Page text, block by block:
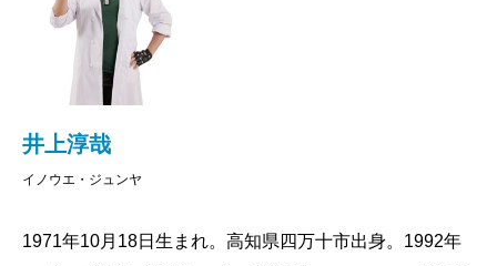
井上淳哉
イノウエ・ジュンヤ
1971年10月18日生まれ。高知県四万十市出身。1992年